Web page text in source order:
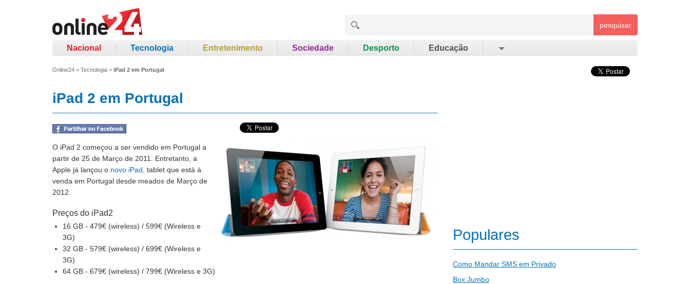
pesquisar
Nacional Tecnologia Entretenimento Sociedade Desporto Educação
Online24 > Tecnologia > iPad 2 em Portugal
iPad 2 em Portugal
O iPad 2 começou a ser vendido em Portugal a
partir de 25 de Março de 2011. Entretanto, a
Apple já lançou o novo iPad , tablet que está à
venda em Portugal desde meados de Março de
2012.
Preços do iPad2
16 GB - 479€ (wireless) / 599€ (Wireless e
3G)
32 GB - 579€ (wireless) / 699€ (Wireless e
3G)
64 GB - 679€ (wireless) / 799€ (Wireless e 3G)
Populares
Como Mandar SMS em Privado
Box Jumbo